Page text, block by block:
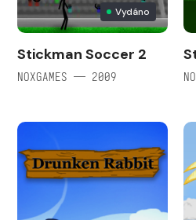
Vydáno
Stickman Soccer 2
NOXGAMES — 2009